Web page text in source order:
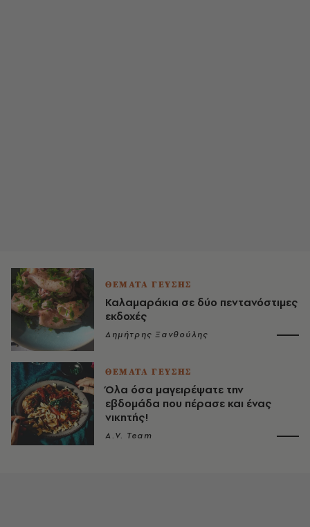
ΘΕΜΑΤΑ ΓΕΥΣΗΣ
Καλαμαράκια σε δύο πεντανόστιμες
εκδοχές
Δημήτρης Ξανθούλης
ΘΕΜΑΤΑ ΓΕΥΣΗΣ
Όλα όσα μαγειρέψατε την
εβδομάδα που πέρασε και ένας
νικητής!
A.V. Team